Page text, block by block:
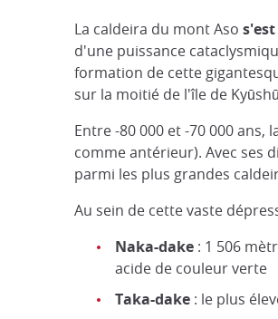
La caldeira du mont Aso s'est
d'une puissance
formation de cette
sur la moitié de l'île de
Entre -80 000 et -70 000
comme antérieur). Avec ses
parmi les plus grandes
Au sein de cette vaste
Naka-dake : 1 506
acide de couleur verte
Taka-dake : le plus